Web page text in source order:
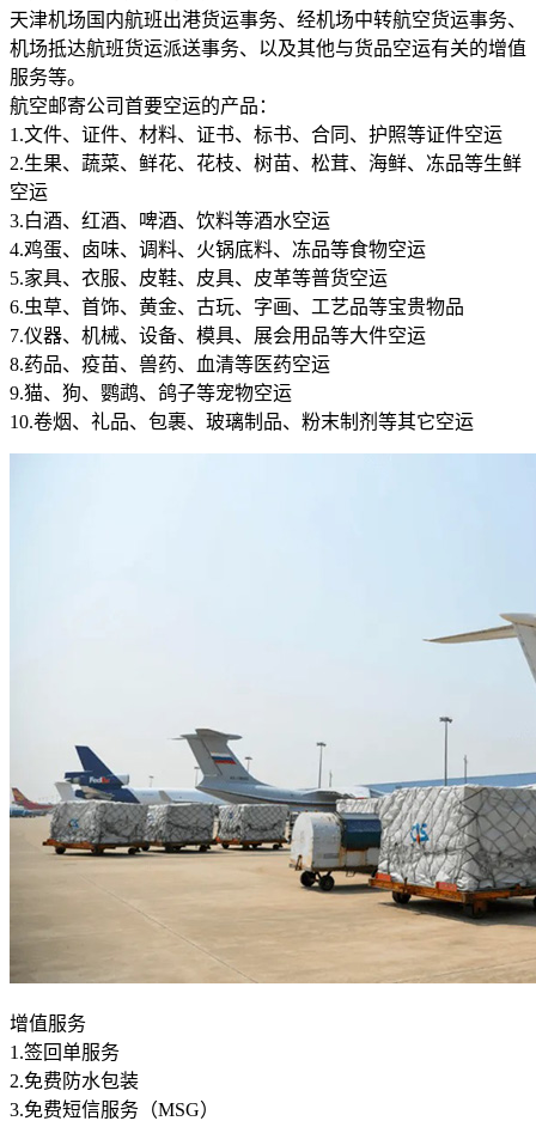
天津机场国内航班出港货运事务、经机场中转航空货运事务、
机场抵达航班货运派送事务、以及其他与货品空运有关的增值
服务等。
航空邮寄公司首要空运的产品：
1.文件、证件、材料、证书、标书、合同、护照等证件空运
2.生果、蔬菜、鲜花、花枝、树苗、松茸、海鲜、冻品等生鲜
空运
3.白酒、红酒、啤酒、饮料等酒水空运
4.鸡蛋、卤味、调料、火锅底料、冻品等食物空运
5.家具、衣服、皮鞋、皮具、皮革等普货空运
6.虫草、首饰、黄金、古玩、字画、工艺品等宝贵物品
7.仪器、机械、设备、模具、展会用品等大件空运
8.药品、疫苗、兽药、血清等医药空运
9.猫、狗、鹦鹉、鸽子等宠物空运
10.卷烟、礼品、包裹、玻璃制品、粉末制剂等其它空运
增值服务
1.签回单服务
2.免费防水包装
3.免费短信服务（MSG）